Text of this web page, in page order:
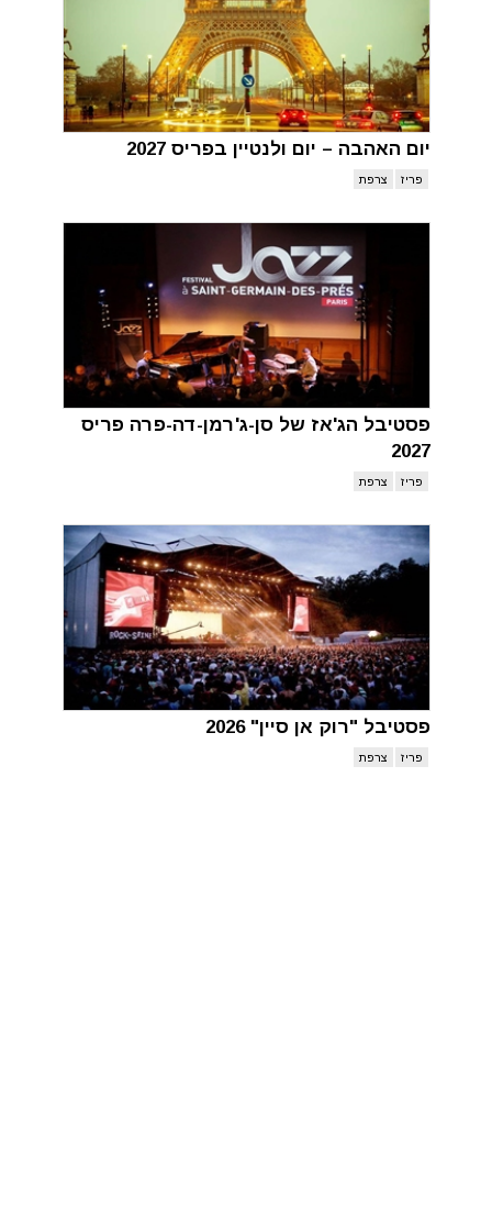
יום האהבה – יום ולנטיין בפריס 2027
פריז צרפת
פסטיבל הג'אז של סן-ג'רמן-דה-פרה פריס
2027
פריז צרפת
פסטיבל "רוק אן סיין" 2026
פריז צרפת